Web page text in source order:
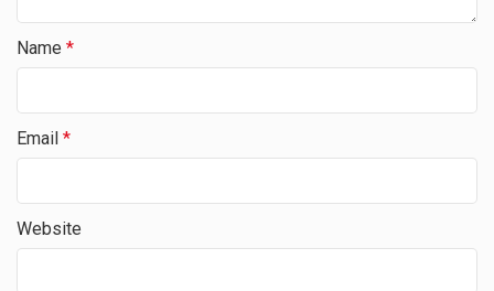
Name *
Email *
Website